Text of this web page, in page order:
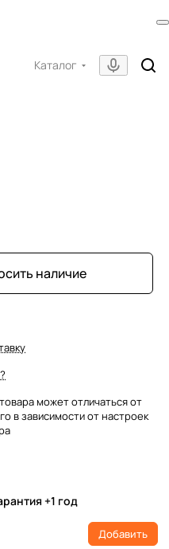
Каталог
наличие
может отличаться от
в зависимости от настроек
+1 год
Добавить